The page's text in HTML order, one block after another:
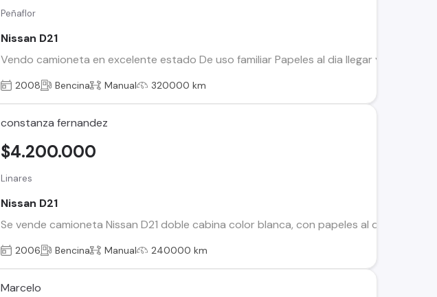
Peñaflor
Nissan D21
Vendo camioneta en excelente estado De uso familiar Papeles al dia llegar y andar Se
2008 Bencina Manual 320000 km
constanza fernandez
Linares
Nissan D21
Se vende camioneta Nissan D21 doble cabina color blanca, con papeles al día,
$4.200.000
2006 Bencina Manual 240000 km
Marcelo